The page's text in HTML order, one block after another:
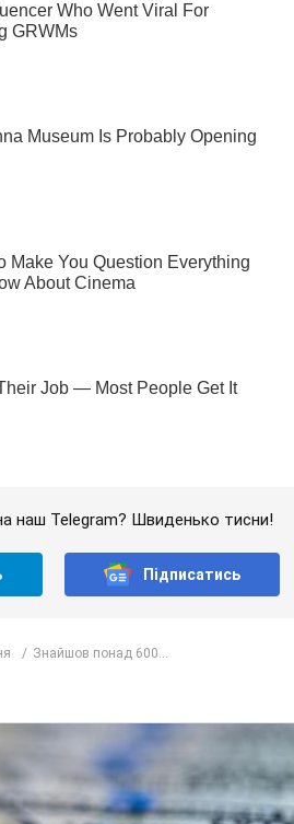
наш Telegram? Швиденько тисни!
Підписатись
Знайшов понад 600...